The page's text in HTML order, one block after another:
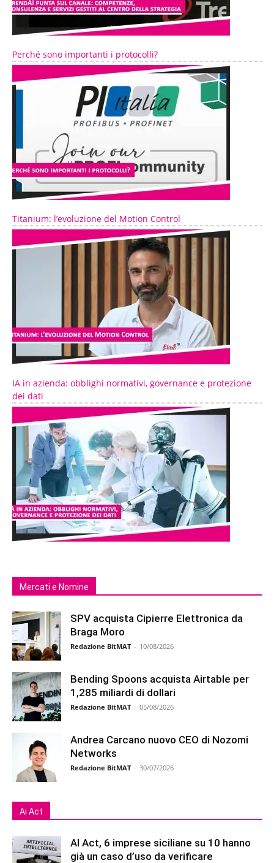
Perché sono importanti i protocolli?
Titanium: l’evoluzione del Motion Control
IA in azienda: obblighi normativi, governance e protezione
dei dati
Mercati e Nomine
SPV acquista Cipierre Elettronica da
Braga Moro
Redazione BitMAT - 10/08/2026
Bending Spoons acquista Airtable per
1,285 miliardi di dollari
Redazione BitMAT - 05/08/2026
Andrea Carcano nuovo CEO di Nozomi
Networks
Redazione BitMAT - 30/07/2026
Ai Act
AI Act, 6 imprese siciliane su 10 hanno
già un caso d’uso da verificare